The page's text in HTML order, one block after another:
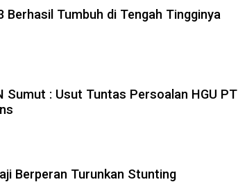
Tumbuh di Tengah Tingginya
Sumut : Usut Tuntas Persoalan HGU PT
Berperan Turunkan Stunting